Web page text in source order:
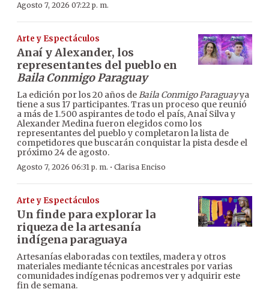
Agosto 7, 2026 07:22 p. m.
Arte y Espectáculos
Anaí y Alexander, los
representantes del pueblo en
Baila Conmigo Paraguay
La edición por los 20 años deBaila Conmigo Paraguayya
tiene a sus 17 participantes. Tras un proceso que reunió
a más de 1.500 aspirantes de todo el país, Anaí Silva y
Alexander Medina fueron elegidos como los
representantes del pueblo y completaron la lista de
competidores que buscarán conquistar la pista desde el
próximo 24 de agosto.
Agosto 7, 2026 06:31 p. m. · Clarisa Enciso
Arte y Espectáculos
Un finde para explorar la
riqueza de la artesanía
indígena paraguaya
Artesanías elaboradas con textiles, madera y otros
materiales mediante técnicas ancestrales por varias
comunidades indígenas podremos ver y adquirir este
fin de semana.